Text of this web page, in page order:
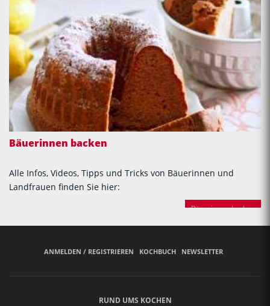
Bäuerinnen backen
Alle Infos, Videos, Tipps und Tricks von Bäuerinnen und
Landfrauen finden Sie hier:
Bäuerinnen backen
ANMELDEN / REGISTRIEREN KOCHBUCH NEWSLETTER
RUND UMS KOCHEN